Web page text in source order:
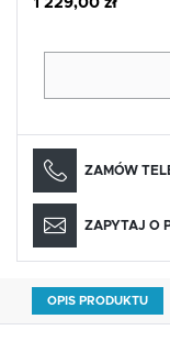
1 229,00 zł
ZAMÓW
ZAPYTAJ O
OPIS PRODUKTU